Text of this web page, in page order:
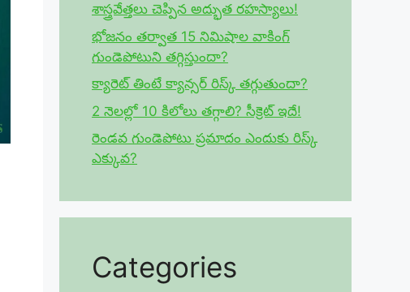
శాస్త్రవేత్తలు చెప్పిన అద్భుత రహస్యాలు!
భోజనం తర్వాత 15 నిమిషాల వాకింగ్
గుండెపోటుని తగ్గిస్తుందా?
క్యారెట్ తింటే క్యాన్సర్ రిస్క్ తగ్గుతుందా?
2 నెలల్లో 10 కిలోలు తగ్గాలి? సీక్రెట్ ఇదే!
రెండవ గుండెపోటు ప్రమాదం ఎందుకు రిస్క్
ఎక్కువ?
Categories